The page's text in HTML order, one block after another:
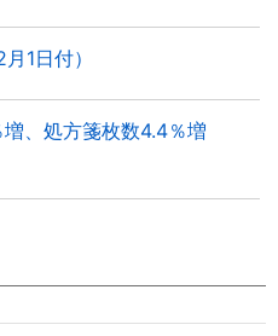
1日付）
、処方箋枚数4.4％増